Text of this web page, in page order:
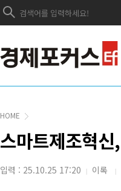
HOME
스마트제조혁
입력 : 25.10.25 17:20 | 이록 |